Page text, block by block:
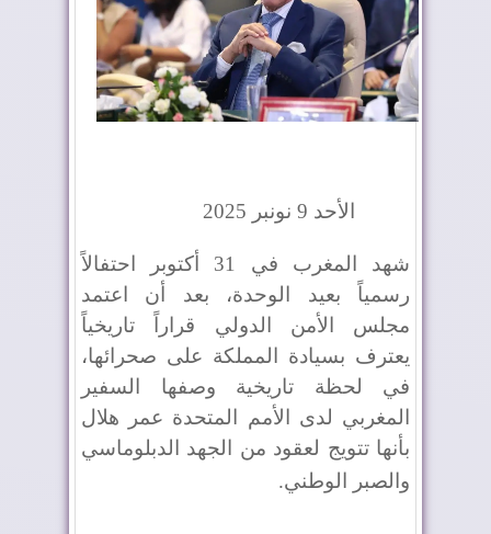
الأحد 9 نونبر 2025
شهد المغرب في 31 أكتوبر احتفالاً
رسمياً بعيد الوحدة، بعد أن اعتمد
مجلس الأمن الدولي قراراً تاريخياً
يعترف بسيادة المملكة على صحرائها،
في لحظة تاريخية وصفها السفير
المغربي لدى الأمم المتحدة عمر هلال
بأنها تتويج لعقود من الجهد الدبلوماسي
والصبر الوطني.